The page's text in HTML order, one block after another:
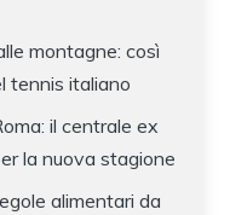
montagne: così
tennis italiano
il centrale ex
la nuova stagione
alimentari da